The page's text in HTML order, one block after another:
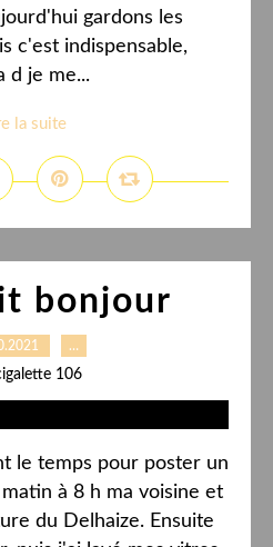
gardons les
c'est indispensable,
d je me...
la suite
bonjour
…
106
le temps pour poster un
à 8 h ma voisine et
du Delhaize. Ensuite